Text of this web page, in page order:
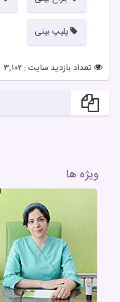
پلیپ بینی
تعداد بازدید سایت : ۳,۱۰۲
ویژه ها